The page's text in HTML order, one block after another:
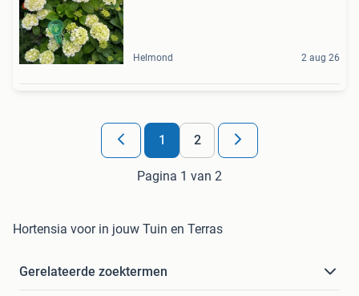
Helmond 2 aug 26
1 2
Pagina 1 van 2
Hortensia voor in jouw Tuin en Terras
Gerelateerde zoektermen